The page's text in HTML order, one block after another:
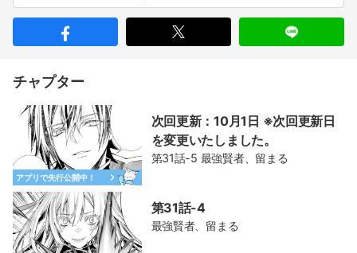
チャプター
アプリで先行公開中！
次回更新：10月1日 ※次回更新日
を変更いたしました。
第31話-5 最強賢者、留まる
第31話-4
最強賢者、留まる